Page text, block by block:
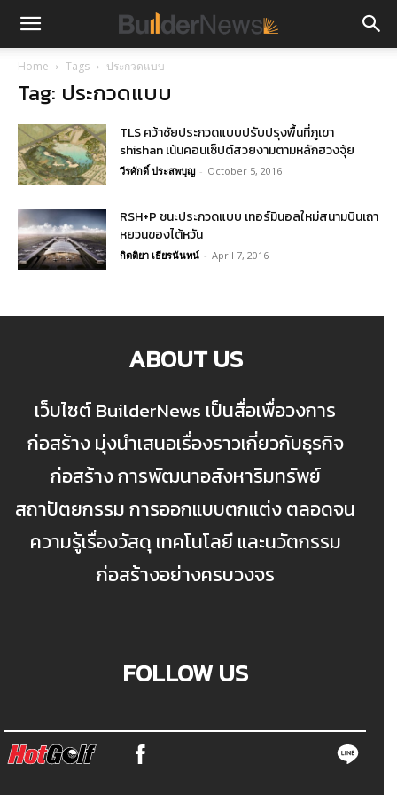
Home Tags ประกวดแบบ
Tag: ประกวดแบบ
TLS คว้าชัยประกวดแบบปรับปรุงพื้นที่ภูเขา
shishan เน้นคอนเซ็ปต์สวยงามตามหลักฮวงจุ้ย
วีรศักดิ์ ประสพบุญ - October 5, 2016
RSH+P ชนะประกวดแบบ เทอร์มินอลใหม่สนามบินเถา
หยวนของไต้หวัน
กิตติยา เธียรนันทน์ - April 7, 2016
ABOUT US
เว็บไซต์ BuilderNews เป็นสื่อเพื่อวงการ
ก่อสร้าง มุ่งนำเสนอเรื่องราวเกี่ยวกับธุรกิจ
ก่อสร้าง การพัฒนาอสังหาริมทรัพย์
สถาปัตยกรรม การออกแบบตกแต่ง ตลอดจน
ความรู้เรื่องวัสดุ เทคโนโลยี และนวัตกรรม
ก่อสร้างอย่างครบวงจร
FOLLOW US